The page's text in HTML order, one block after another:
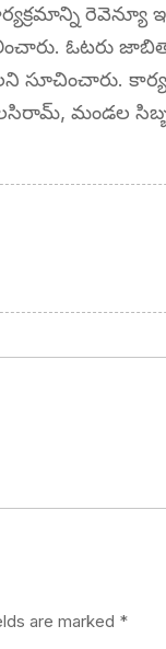
రెవెన్యూ
ఓటరు
సూచించారు.
మండల
are marked *